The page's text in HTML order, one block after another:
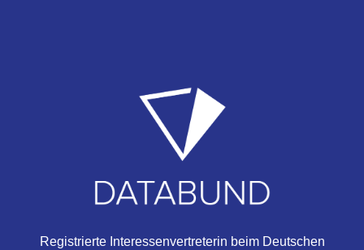
Registrierte Interessenvertreterin beim Deutschen